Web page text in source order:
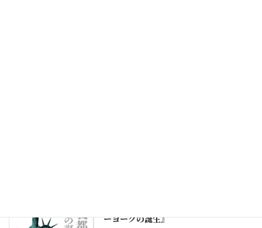
ーヨークの誕生』